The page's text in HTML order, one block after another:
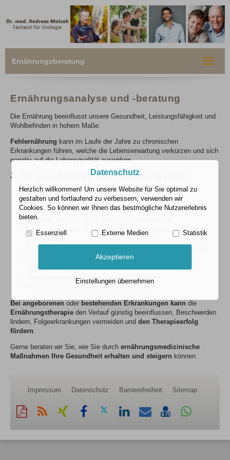
Ernährungsberatung
Toggle
Ernährungsanalyse und -beratung
Die Ernährung beeinflusst unsere Gesundheit, Leistungsfähigkeit und
Wohlbefinden in hohem Maße.
Fehlernährung kann im Laufe der Jahre zu chronischen
Erkrankungen führen, welche die Lebenserwartung verkürzen und sich
negativ auf die Lebensqualität auswirken.
Zu den Gesundheitsfolgen einer Fehlernährung gehören:
Herz-Kreislauf-Erkrankungen (Bluthochdruck, Herzinfarkt,
Schlaganfall)
Erkrankungen des Stoffwechsel- und Verdauungssystems
(Diabetes mellitus Typ 2, Nahrungsmittelallergien)
Erkrankungen des Stütz- und Bewegungsapparates (Arthrose,
Osteoporose)
Chronisch entzündliche Erkrankungen (Rheuma,
Darmerkrankungen)
Neurodegenerative Erkrankungen (Alzheimer)
Psychische Erkrankungen (Depressionen)
Bei angeborenen oder bestehenden Erkrankungen kann die
Ernährungstherapie den Verlauf günstig beeinflussen, Beschwerden
lindern, Folgeerkrankungen vermeiden und den Therapieerfolg
fördern.
Gerne beraten wir Sie, wie Sie durch ernährungsmedizinische
Maßnahmen Ihre Gesundheit erhalten und steigern können.
Impressum Datenschutz Barrierefreiheit Sitemap
Diese
Seite
RSS-
Feed
Auf
Xing
Auf
Facebook
Auf
Twitter
Auf
LinkedIn
Per
Mail
vCard
speichern
Datenschutz
Herzlich willkommen! Um unsere Website für Sie optimal zu
gestalten und fortlaufend zu verbessern, verwenden wir
Cookies. So können wir Ihnen das bestmögliche Nutzererlebnis
bieten.
Essenziell Externe Medien Statistik
Akzeptieren
Einstellungen übernehmen